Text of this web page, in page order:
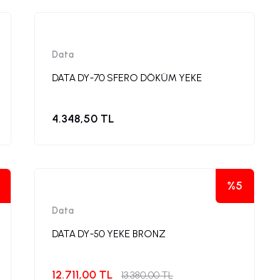
Data
DATA DY-70 SFERO DÖKÜM YEKE
4.348,50 TL
%5
Data
DATA DY-50 YEKE BRONZ
12.711,00 TL 13.380,00 TL